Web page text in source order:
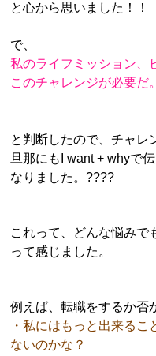
と心から思いました！！
で、
私のライフミッション、
このチャレンジが必要だ。
と判断したので、チャレ
旦那にもI want + whyで
なりました。????
これって、どんな悩みで
って感じました。
例えば、転職をするか否
・私にはもっと出来る
ないのかな？